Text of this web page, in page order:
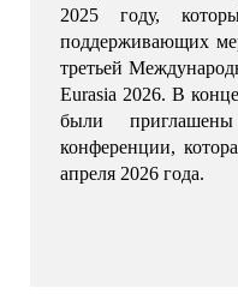
2025 году,
поддерживающих
третьей
Eurasia 2026. В
были
конференции,
апреля 2026 года.